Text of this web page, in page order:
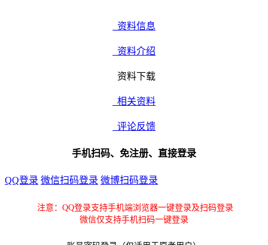
资料信息
资料介绍
资料下载
相关资料
评论反馈
手机扫码、免注册、直接登录
QQ登录 微信扫码登录 微博扫码登录
注意：QQ登录支持手机端浏览器一键登录及扫码登录
微信仅支持手机扫码一键登录